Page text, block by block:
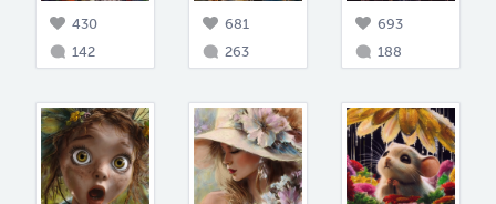
430
142
681
263
693
188